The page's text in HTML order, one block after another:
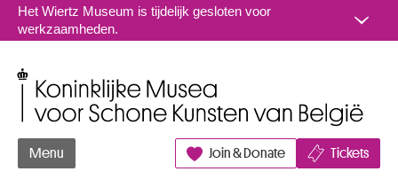
Naar inhoud
Het Wiertz Museum is tijdelijk gesloten voor
werkzaamheden.
Menu Join & Donate Tickets